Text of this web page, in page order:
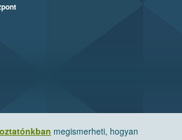
megismerheti, hogyan